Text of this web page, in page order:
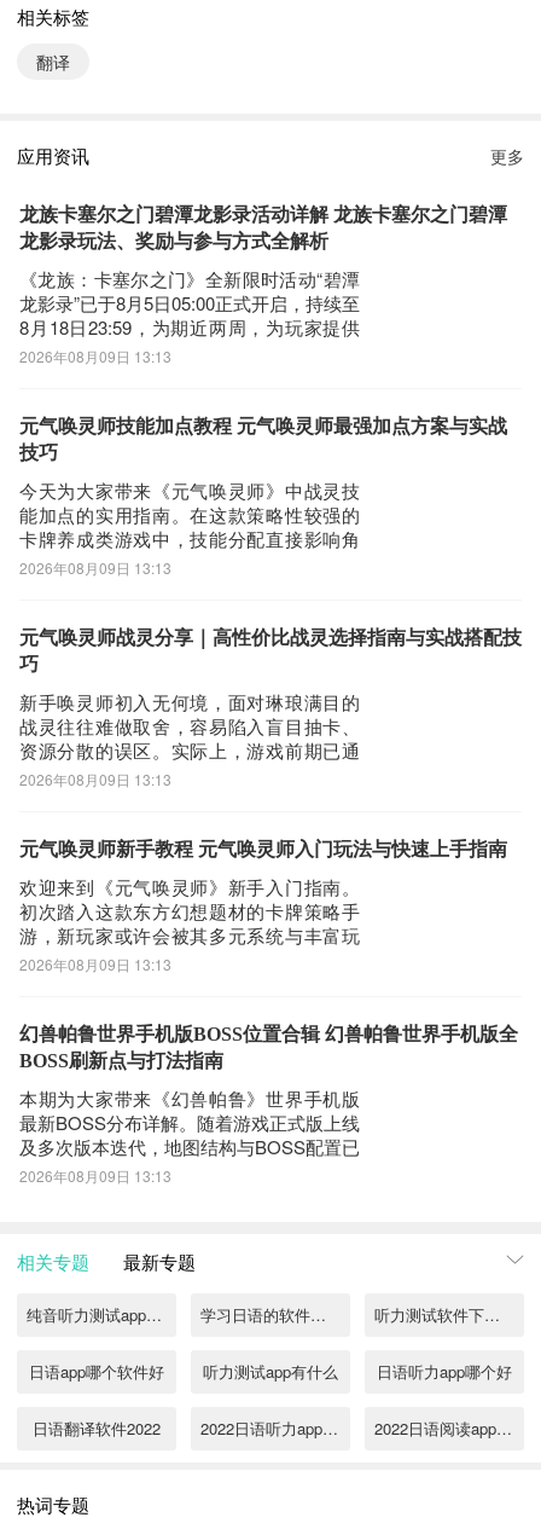
阶，日语阅读听力高效学习助手
下载莱特日语阅读听力到手机上面的方法有很多。 安卓系统的手机
过电脑端用手机扫描莱特日语阅读听力下载的二维码获取下载链接！
有手机端直接访问网页下载也是可以的，下面就为大家介绍下手机网
页怎么下载最新莱特日语阅读听力1.2.7
第一步：
首先，我们手机里要有一个浏览器，小编比较喜欢用UC浏览器，当
然可以用手机都是自带网页浏览器的，我这边使用的是华为手机下载
第二步：
打开UC浏览器或者自带浏览器，我们在地址栏上直接输入最新莱特
日语阅读听力下载安装或者最新莱特日语阅读听力APP下载。然后点
击搜索，我们可以看到搜索结果罗列出来，里面都是有莱特日语阅读
听力下载的相关信息下载网站，当然推荐大家选择PP助手、豌豆荚
选择进入其中一个莱特日语阅读听力APP下载的网页，我们可以看到
载，能选择安全的最好还是选择安全下载
第四步：
接着网页提示有下载内容，这时我们不用更改文件名，至于文件保存
可以看到文件就已经开始下载了，我们等待他下载安装完即可 第五
回到手机桌面就可以看到已经安装好的最新莱特日语阅读听力
1.2.7，点击莱特日语阅读听力APP图标进入欢迎页就可以开始使用
了
相关标签
翻译
应用资讯 更多
龙族卡塞尔之门碧潭龙影录活动详解 龙族卡塞尔之门碧潭
龙影录玩法、奖励与参与方式全解析
《龙族：卡塞尔之门》全新限时活动“碧潭
龙影录”已于8月5日05:00正式开启，持续至
8月18日23:59，为期近两周，为玩家提供
充裕的参与窗口。本次活动以江南水墨意
影】，其设计融合青瓦白墙、细雨垂柳等
典型水乡元素，整体风格清雅隽永
2026年08月09日 13:13
元气唤灵师技能加点教程 元气唤灵师最强加点方案与实战
技巧
今天为大家带来《元气唤灵师》中战灵技
能加点的实用指南。在这款策略性较强的
卡牌养成类游戏中，技能分配直接影响角
色实战表现。不少新手玩家初期缺乏规
于下风。实际上，技能培养需结合战灵定
位、技能机制与阶段资源做精准投入——
2026年08月09日 13:13
元气唤灵师战灵分享｜高性价比战灵选择指南与实战搭配技
巧
新手唤灵师初入无何境，面对琳琅满目的
战灵往往难做取舍，容易陷入盲目抽卡、
资源分散的误区。实际上，游戏前期已通
过主线任务与日常奖励稳定提供多只实用
槛、高适配性的元气唤灵师前期主力阵容
钧、萧羽与金兰
2026年08月09日 13:13
元气唤灵师新手教程 元气唤灵师入门玩法与快速上手指南
欢迎来到《元气唤灵师》新手入门指南。
初次踏入这款东方幻想题材的卡牌策略手
游，新玩家或许会被其多元系统与丰富玩
法所吸引，也可能因信息量较大而略感迷
整个成长进程。世界观设定于由四国与七
情交织构筑的异域大陆，玩家扮演来自异
2026年08月09日 13:13
幻兽帕鲁世界手机版BOSS位置合辑 幻兽帕鲁世界手机版全
BOSS刷新点与打法指南
本期为大家带来《幻兽帕鲁》世界手机版
最新BOSS分布详解。随着游戏正式版上线
及多次版本迭代，地图结构与BOSS配置已
发生显著调整。不少玩家反馈原先熟悉的
版本中核心BOSS的准确坐标、刷新
2026年08月09日 13:13
相关专题 最新专题
纯音听力测试app推荐 学习日语的软件盘点 听力测试软件下载推荐
日语app哪个软件好 听力测试app有什么 日语听力app哪个好
日语翻译软件2022 2022日语听力app推荐 2022日语阅读app下载大全
热词专题